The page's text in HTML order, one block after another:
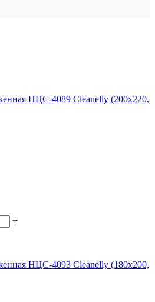
НЦС-4089 Cleanelly (200х220,
+
НЦС-4093 Cleanelly (180х200,